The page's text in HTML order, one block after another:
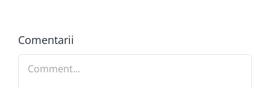
Comentarii
Comment